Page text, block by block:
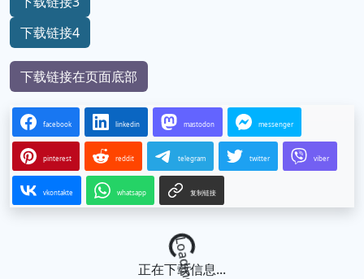
下载链接4
下载链接在页面底部
facebook linkedin mastodon messenger
pinterest reddit telegram twitter viber
vkontakte whatsapp 复制链接
Loading...
正在下载信息...